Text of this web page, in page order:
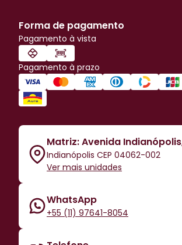
Forma de pagamento
Pagamento à vista
Pagamento à prazo
Matriz: Avenida
Indianópolis CEP 04062-002
Ver mais unidades
WhatsApp
+55 (11) 97641-8054